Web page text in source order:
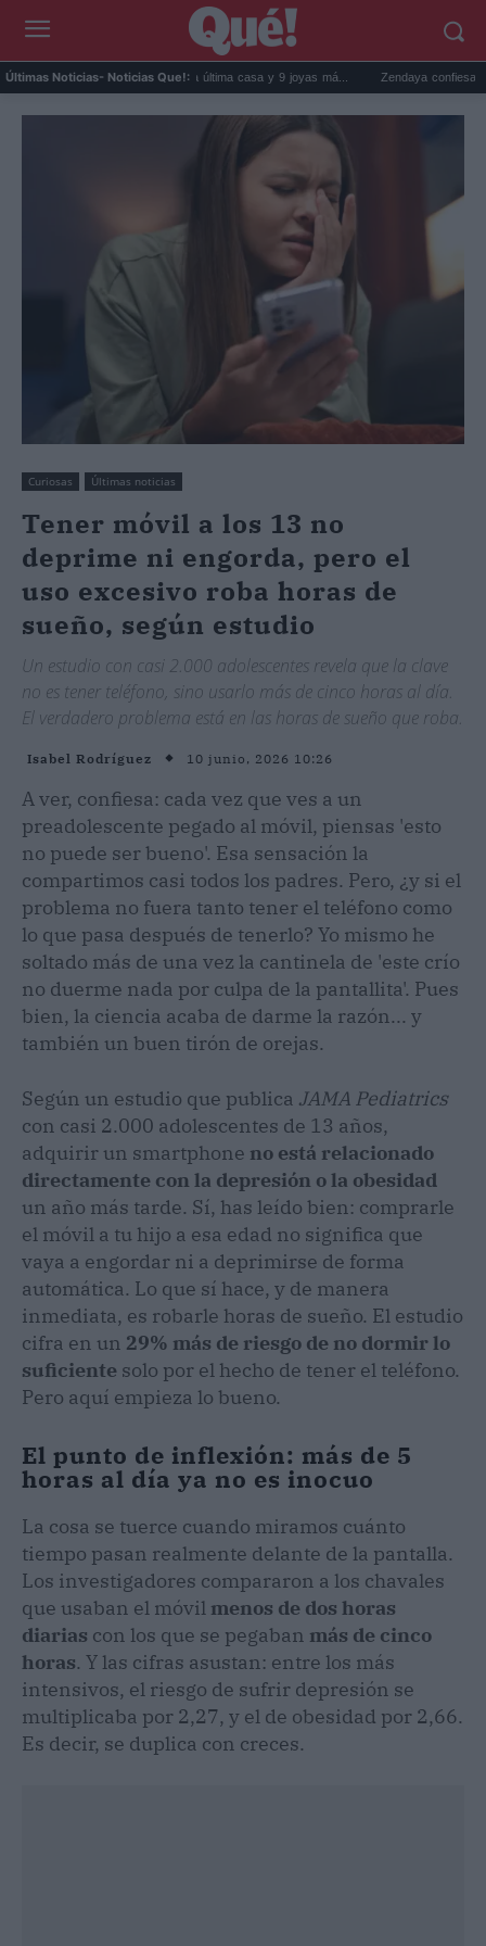
Últimas Noticias- Noticias Que!:
Estrenos de streaming: La última casa y 9 joyas má... Zendaya confiesa que 'Lo
Curiosas Últimas noticias
Tener móvil a los 13 no
deprime ni engorda, pero el
uso excesivo roba horas de
sueño, según estudio
Un estudio con casi 2.000 adolescentes revela que la clave
no es tener teléfono, sino usarlo más de cinco horas al día.
El verdadero problema está en las horas de sueño que roba.
Isabel Rodríguez 10 junio, 2026 10:26
A ver, confiesa: cada vez que ves a un
preadolescente pegado al móvil, piensas 'esto
no puede ser bueno'. Esa sensación la
compartimos casi todos los padres. Pero, ¿y si el
problema no fuera tanto tener el teléfono como
lo que pasa después de tenerlo? Yo mismo he
soltado más de una vez la cantinela de 'este crío
no duerme nada por culpa de la pantallita'. Pues
bien, la ciencia acaba de darme la razón... y
también un buen tirón de orejas.
Según un estudio que publica JAMA Pediatrics
con casi 2.000 adolescentes de 13 años,
adquirir un smartphone no está relacionado
directamente con la depresión o la obesidad
un año más tarde. Sí, has leído bien: comprarle
el móvil a tu hijo a esa edad no significa que
vaya a engordar ni a deprimirse de forma
automática. Lo que sí hace, y de manera
inmediata, es robarle horas de sueño. El estudio
cifra en un 29% más de riesgo de no dormir lo
suficiente solo por el hecho de tener el teléfono.
Pero aquí empieza lo bueno.
El punto de inflexión: más de 5
horas al día ya no es inocuo
La cosa se tuerce cuando miramos cuánto
tiempo pasan realmente delante de la pantalla.
Los investigadores compararon a los chavales
que usaban el móvil menos de dos horas
diarias con los que se pegaban más de cinco
horas. Y las cifras asustan: entre los más
intensivos, el riesgo de sufrir depresión se
multiplicaba por 2,27, y el de obesidad por 2,66.
Es decir, se duplica con creces.